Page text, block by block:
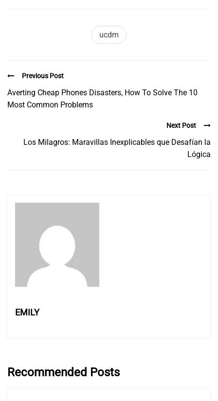
ucdm
Previous Post
Averting Cheap Phones Disasters, How To Solve The 10
Most Common Problems
Next Post
Los Milagros: Maravillas Inexplicables que Desafían la
Lógica
EMILY
Recommended Posts